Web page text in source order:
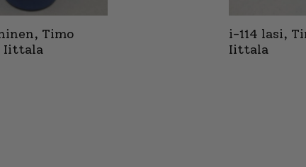
Timo
Iittala
i-114 lasi,
Iittala